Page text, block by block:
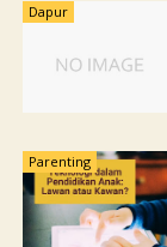
Dapur
Parenting